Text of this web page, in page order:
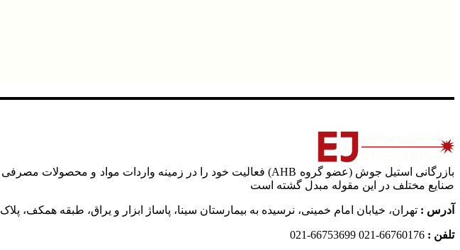
صنایع مختلف در این مقوله مبدل گشته است
آدرس : تهران، خیابان امام خمینی، نرسیده به بیمارستان سینا، پاساژ ابزار و یراق، طبقه همکف، پلاک 116
تلفن :